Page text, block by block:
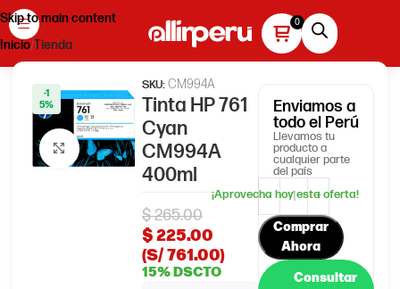
Skip to main content
Inicio Tienda
-1
5%
Haga clic para ampliar
SKU:CM994A
Tinta HP 761
Cyan
CM994A
400ml
$265.00
$225.00
(S/ 761.00)
15% DSCTO
Enviamos a
todo el Perú
Llevamos tu
producto a
cualquier parte
del país
Comprar
Ahora
Consultar